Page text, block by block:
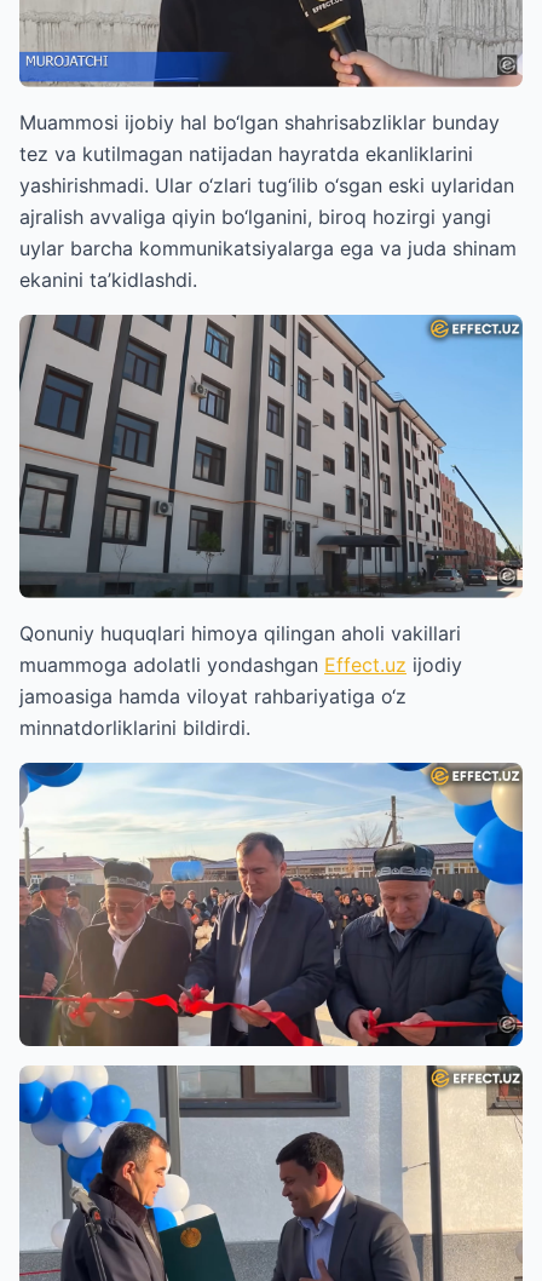
Muammosi ijobiy hal bo‘lgan shahrisabzliklar bunday
tez va kutilmagan natijadan hayratda ekanliklarini
yashirishmadi. Ular o‘zlari tug‘ilib o‘sgan eski uylaridan
ajralish avvaliga qiyin bo‘lganini, biroq hozirgi yangi
uylar barcha kommunikatsiyalarga ega va juda shinam
ekanini ta’kidlashdi.
Qonuniy huquqlari himoya qilingan aholi vakillari
muammoga adolatli yondashgan Effect.uz ijodiy
jamoasiga hamda viloyat rahbariyatiga o‘z
minnatdorliklarini bildirdi.